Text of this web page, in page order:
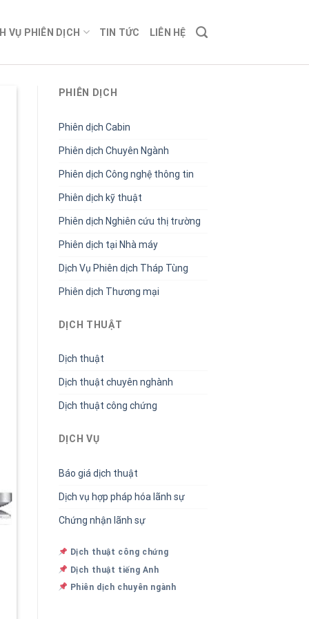
VỤ PHIÊN DỊCH TIN TỨC LIÊN HỆ
PHIÊN DỊCH
Phiên dịch Cabin
Phiên dịch Chuyên Ngành
Phiên dịch Công nghệ thông tin
Phiên dịch kỹ thuật
Phiên dịch Nghiên cứu thị trường
Phiên dịch tại Nhà máy
Dịch Vụ Phiên dịch Tháp Tùng
Phiên dịch Thương mại
DỊCH THUẬT
Dịch thuật
Dịch thuật chuyên nghành
Dịch thuật công chứng
DỊCH VỤ
Báo giá dịch thuật
Dịch vụ hợp pháp hóa lãnh sự
Chứng nhận lãnh sự
Dịch thuật công chứng
Dịch thuật tiếng Anh
Phiên dịch chuyên ngành